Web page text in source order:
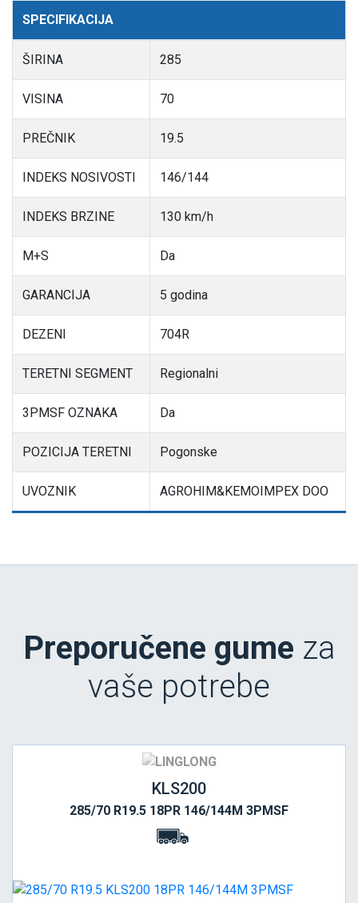
SPECIFIKACIJA
ŠIRINA 285
VISINA 70
PREČNIK 19.5
INDEKS NOSIVOSTI 146/144
INDEKS BRZINE 130 km/h
M+S Da
GARANCIJA 5 godina
DEZENI 704R
TERETNI SEGMENT Regionalni
3PMSF OZNAKA Da
POZICIJA TERETNI Pogonske
UVOZNIK AGROHIM&KEMOIMPEX DOO
Preporučene gume za
vaše potrebe
KLS200
285/70 R19.5 18PR 146/144M 3PMSF